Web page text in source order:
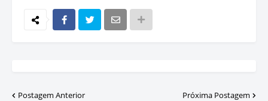
Postagem Anterior Próxima Postagem